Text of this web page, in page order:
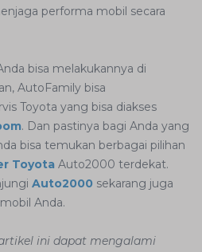
performa mobil secara
bisa melakukannya di
AutoFamily bisa
Toyota yang bisa diakses
. Dan pastinya bagi Anda yang
bisa temukan berbagai pilihan
Toyota Auto2000 terdekat.
Auto2000 sekarang juga
Anda.
ini dapat mengalami